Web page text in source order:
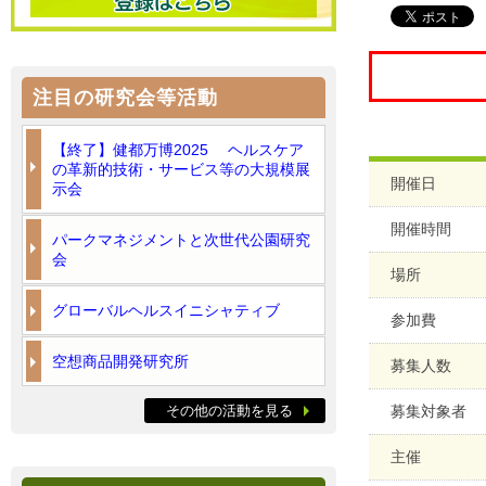
開催日
開催時間
場所
参加費
募集人数
募集対象者
主催
注目の研究会等活動
【終了】健都万博2025 ヘルスケア
の革新的技術・サービス等の大規模展
示会
パークマネジメントと次世代公園研究
会
グローバルヘルスイニシャティブ
空想商品開発研究所
その他の活動を見る